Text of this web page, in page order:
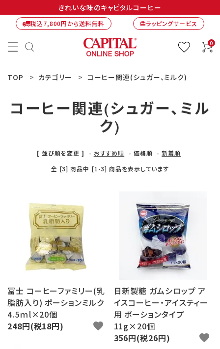
きれいな味のキャピタルコーヒー
税込7,800円から送料無料 card_giftcardラッピングサービス
0
ようこそ ゲスト 様
ログイン
Category
Contents
TOP カテゴリー コーヒー関連(シュガー、ミルク)
コーヒー関連(シュガー、ミル
ク)
[ 並び順を変更 ] - おすすめ順 - 価格順 -新着順
全 [3] 商品中 [1-3] 商品を表示しています
冨士 コーヒーファミリー(乳
脂肪入り) ポーションミルク
4.5ｍl×20個
248円(税18円)
favorite
日新製糖 ガムシロップ ア
イスコーヒー・アイスティー
用 ポーションタイプ
11g×20個
356円(税26円)
favorite